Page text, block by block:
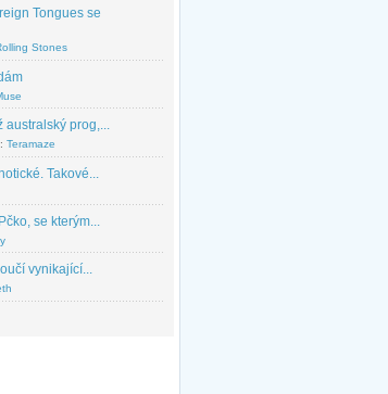
Tongues se
Stones
australský prog,...
Teramaze
Takové...
se kterým...
vynikající...